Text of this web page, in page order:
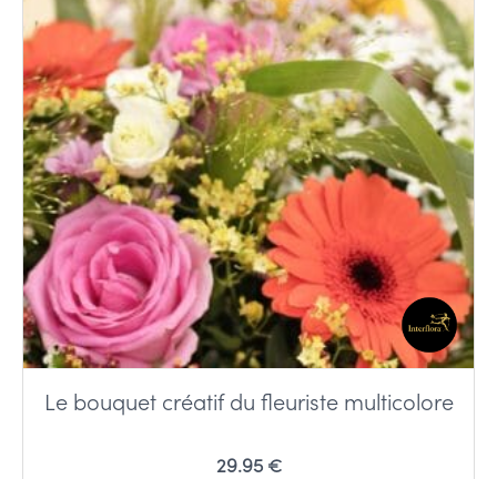
Le bouquet créatif du fleuriste multicolore
29.95 €